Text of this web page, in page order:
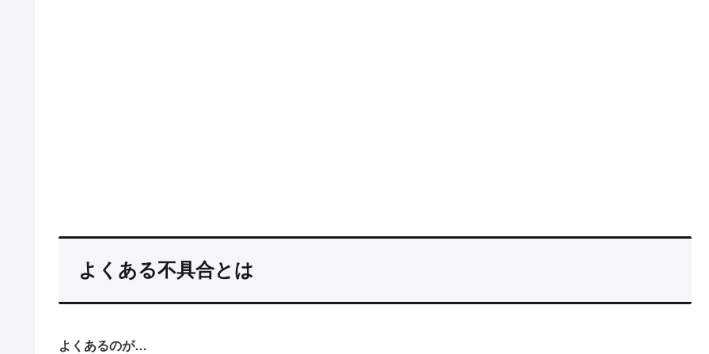
よくある不具合とは
よくあるのが…